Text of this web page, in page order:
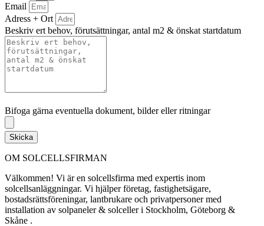
Email
Adress + Ort
Beskriv ert behov, förutsättningar, antal m2 & önskat startdatum
Bifoga gärna eventuella dokument, bilder eller ritningar
Skicka
OM SOLCELLSFIRMAN
Välkommen! Vi är en solcellsfirma med expertis inom
solcellsanläggningar. Vi hjälper företag, fastighetsägare,
bostadsrättsföreningar, lantbrukare och privatpersoner med
installation av solpaneler & solceller i Stockholm, Göteborg &
Skåne .